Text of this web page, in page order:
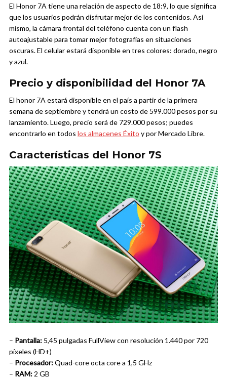
El Honor 7A tiene una relación de aspecto de 18:9, lo que significa
que los usuarios podrán disfrutar mejor de los contenidos. Así
mismo, la cámara frontal del teléfono cuenta con un flash
autoajustable para tomar mejor fotografías en situaciones
oscuras. El celular estará disponible en tres colores: dorado, negro
y azul.
Precio y disponibilidad del Honor 7A
El honor 7A estará disponible en el país a partir de la primera
semana de septiembre y tendrá un costo de 599.000 pesos por su
lanzamiento. Luego, precio será de 729.000 pesos; puedes
encontrarlo en todos los almacenes Éxito y por Mercado Libre.
Características del Honor 7S
– Pantalla: 5,45 pulgadas FullView con resolución 1.440 por 720
píxeles (HD+)
– Procesador:Quad-core octa core a 1,5 GHz
– RAM:2 GB